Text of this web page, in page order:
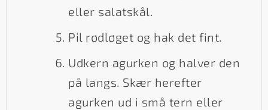
eller salatskål.
Pil rødløget og hak det fint.
Udkern agurken og halver den
på langs. Skær herefter
agurken ud i små tern eller